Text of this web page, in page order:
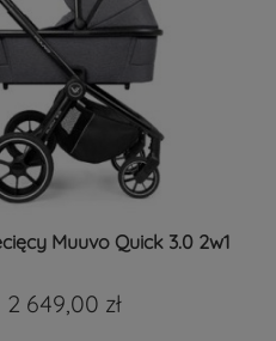
Muuvo Quick 3.0 2w1
2 649,00 zł